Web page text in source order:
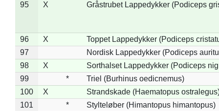
95 X Gråstrubet Lappedykker (Podiceps
96 X
Toppet Lappedykker (Podiceps
97
Nordisk Lappedykker (Podiceps
98
X
Sorthalset Lappedykker (Podiceps
99
*
Triel (Burhinus oedicnemus)
100
X
Strandskade (Haematopus
101
*
Stylteløber (Himantopus himantopus)